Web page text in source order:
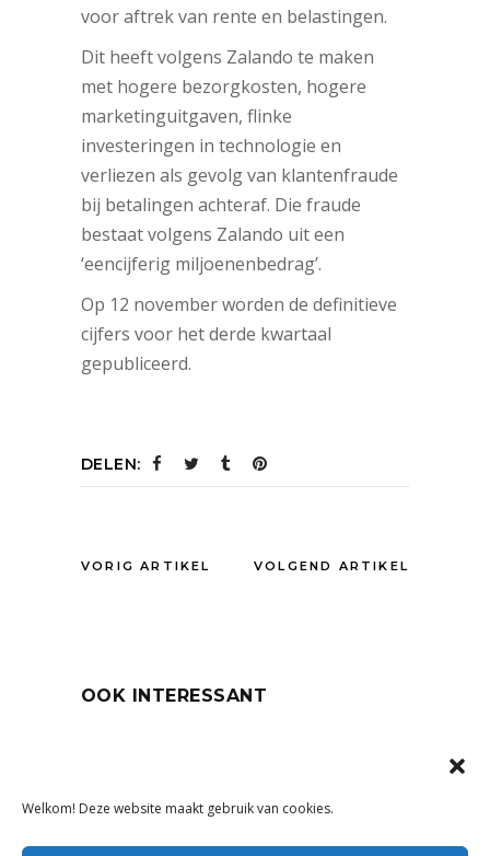
Welkom! Deze website maakt gebruik van cookies.
voor aftrek van rente en belastingen.
Dit heeft volgens Zalando te maken
met hogere bezorgkosten, hogere
marketinguitgaven, flinke
investeringen in technologie en
verliezen als gevolg van klantenfraude
bij betalingen achteraf. Die fraude
bestaat volgens Zalando uit een
‘eencijferig miljoenenbedrag’.
Op 12 november worden de definitieve
cijfers voor het derde kwartaal
gepubliceerd.
DELEN:
VORIG ARTIKEL VOLGEND ARTIKEL
OOK INTERESSANT